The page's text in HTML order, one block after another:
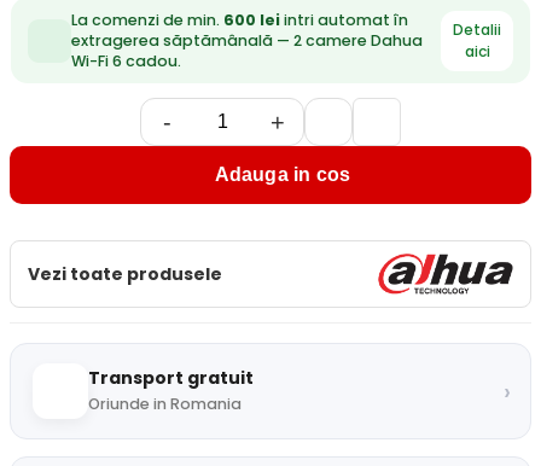
La comenzi de min. 600 leiintri automat în
extragerea săptămânală — 2 camere Dahua
Wi-Fi 6 cadou.
Detalii
aici
- +
Adauga in cos
Vezi toate produsele
Transport gratuit
Oriunde in Romania ›